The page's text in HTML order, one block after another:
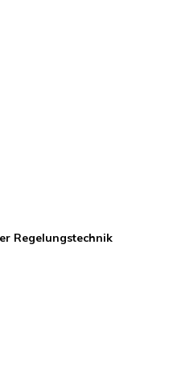
Regelungstechnik